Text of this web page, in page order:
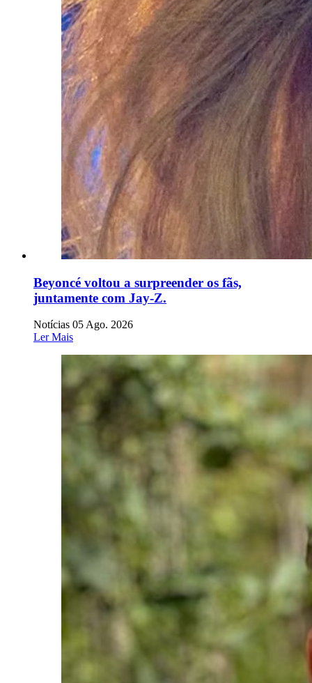
Beyoncé voltou a surpreender os fãs,
juntamente com Jay-Z.
Notícias 05 Ago. 2026
Ler Mais